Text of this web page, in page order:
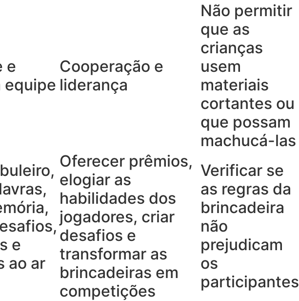
e
equipe
Cooperação e
liderança
Não permitir
que as
crianças
usem
materiais
cortantes ou
que possam
machucá-las
e
ao ar
Oferecer prêmios,
elogiar as
habilidades dos
jogadores, criar
desafios e
transformar as
brincadeiras em
competições
Verificar se
as regras da
brincadeira
não
prejudicam
os
participantes